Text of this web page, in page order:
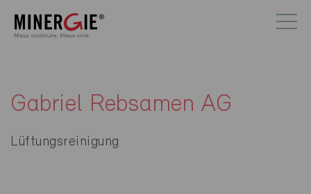
Gabriel Rebsamen AG
Lüftungsreinigung